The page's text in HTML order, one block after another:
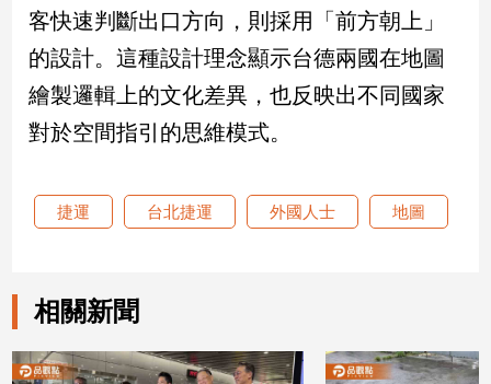
生
活
建
設
遊/
食
客快速判斷出口方向，則採用「前方朝上」
的設計。這種設計理念顯示台德兩國在地圖
繪製邏輯上的文化差異，也反映出不同國家
對於空間指引的思維模式。
捷運 台北捷運 外國人士 地圖
相關新聞